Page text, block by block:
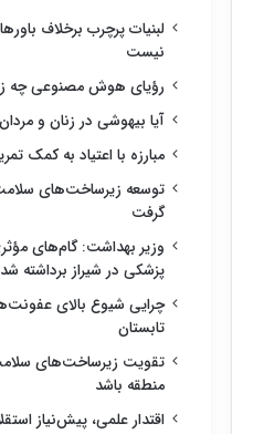
لبنیات پرچرب برخلاف
نیست
رؤیای هوش مصنوعی چه
آیا بیهوشی در زنان و
مبارزه با اعتیاد به کمک
گرفت
وزیر بهداشت: گام‌های
پزشکی در شیراز برداشته
چرایی شیوع بالای
تابستان
تقویت زیرساخت‌های
منطقه باشد
اقتدار علمی، پیش‌نیاز